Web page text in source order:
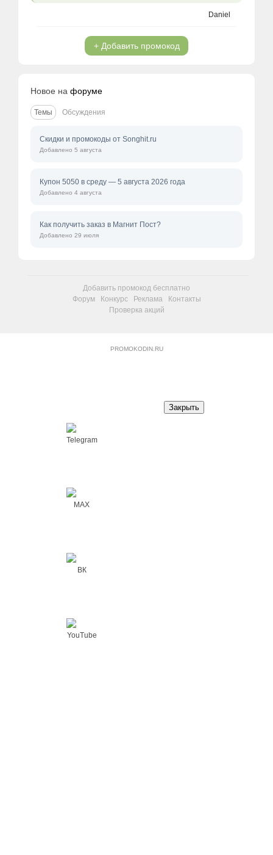
Daniel
+ Добавить промокод
Новое на форуме
Темы Обсуждения
Скидки и промокоды от Songhit.ru
Добавлено 5 августа
Купон 5050 в среду — 5 августа 2026 года
Добавлено 4 августа
Как получить заказ в Магнит Пост?
Добавлено 29 июля
Добавить промокод бесплатно
Форум
Конкурс Реклама
Контакты
Проверка акций
PROMOKODIN.RU
Telegram
MAX
ВК
YouTube
Закрыть